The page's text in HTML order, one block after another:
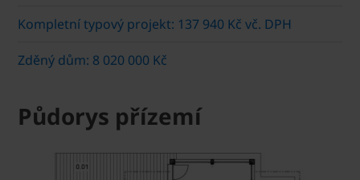
Kompletní typový projekt: 137 940 Kč vč. DPH
Zděný dům: 8 020 000 Kč
Půdorys přízemí